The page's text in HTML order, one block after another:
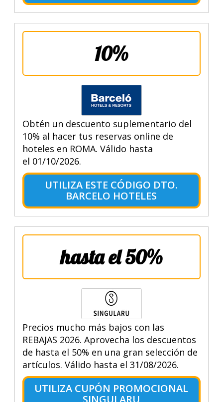
10%
Obtén un descuento suplementario del
10% al hacer tus reservas online de
hoteles en ROMA. Válido hasta
el 01/10/2026.
UTILIZA ESTE CÓDIGO DTO.
BARCELO HOTELES
hasta el 50%
Precios mucho más bajos con las
REBAJAS 2026. Aprovecha los descuentos
de hasta el 50% en una gran selección de
artículos. Válido hasta el 31/08/2026.
UTILIZA CUPÓN PROMOCIONAL
SINGULARU